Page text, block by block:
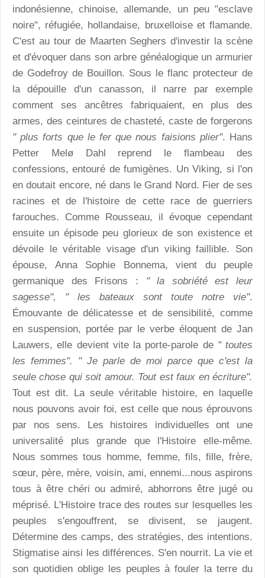
indonésienne, chinoise, allemande, un peu "esclave
noire", réfugiée, hollandaise, bruxelloise et flamande.
C'est au tour de Maarten Seghers d'investir la scène
et d'évoquer dans son arbre généalogique un armurier
de Godefroy de Bouillon. Sous le flanc protecteur de
la dépouille d'un canasson, il narre par exemple
comment ses ancêtres fabriquaient, en plus des
armes, des ceintures de chasteté, caste de forgerons
" plus forts que le fer que nous faisions plier". Hans
Petter Melø Dahl reprend le flambeau des
confessions, entouré de fumigènes. Un Viking, si l'on
en doutait encore, né dans le Grand Nord. Fier de ses
racines et de l'histoire de cette race de guerriers
farouches. Comme Rousseau, il évoque cependant
ensuite un épisode peu glorieux de son existence et
dévoile le véritable visage d'un viking faillible. Son
épouse, Anna Sophie Bonnema, vient du peuple
germanique des Frisons : " la sobriété est leur
sagesse", " les bateaux sont toute notre vie".
Émouvante de délicatesse et de sensibilité, comme
en suspension, portée par le verbe éloquent de Jan
Lauwers, elle devient vite la porte-parole de " toutes
les femmes".
" Je parle de moi parce que c'est la
seule chose qui soit amour. Tout est faux en écriture".
Tout est dit. La seule véritable histoire, en laquelle
nous pouvons avoir foi, est celle que nous éprouvons
par nos sens. Les histoires individuelles ont une
universalité plus grande que l'Histoire elle-même.
Nous sommes tous homme, femme, fils, fille, frère,
sœur, père, mère, voisin, ami, ennemi...nous aspirons
tous à être chéri ou admiré, abhorrons être jugé ou
méprisé. L'Histoire trace des routes sur lesquelles les
peuples s'engouffrent, se divisent, se jaugent.
Détermine des camps, des stratégies, des intentions.
Stigmatise ainsi les différences. S'en nourrit. La vie et
son quotidien oblige les peuples à fouler la terre du